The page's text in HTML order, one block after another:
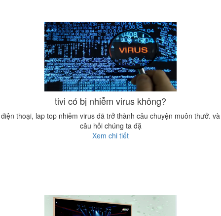
tivi có bị nhiễm virus không?
điện thoại, lap top nhiễm virus đã trở thành câu chuyện muôn thưở. và
câu hỏi chúng ta đặ
Xem chi tiết